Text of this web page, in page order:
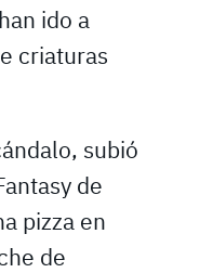
ido a
criaturas
subió
de
pizza en
de